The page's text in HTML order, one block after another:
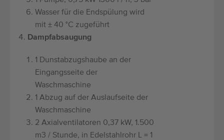
Wasser für die Endspülung wird
mit ± 40 °C zugeführt
Dampfabsaugung
1 Dunstabzugshaube an der
Eingangsseite der
Waschmaschine
1 Abzug auf der Auslaufseite der
Waschmaschine
2 Axialventilatoren 0,37 kW, 1.500
m3 / Stunde, in Edelstahlrohr L = 1